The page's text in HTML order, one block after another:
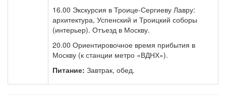
16.00 Экскурсия в Троице-Сергиеву Лавру:
архитектура, Успенский и Троицкий соборы
(интерьер). Отъезд в Москву.
20.00 Ориентировочное время прибытия в
Москву (к станции метро «ВДНХ»).
Питание: Завтрак, обед.